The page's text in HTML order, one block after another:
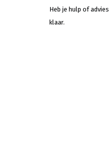
Heb je hulp of
klaar.